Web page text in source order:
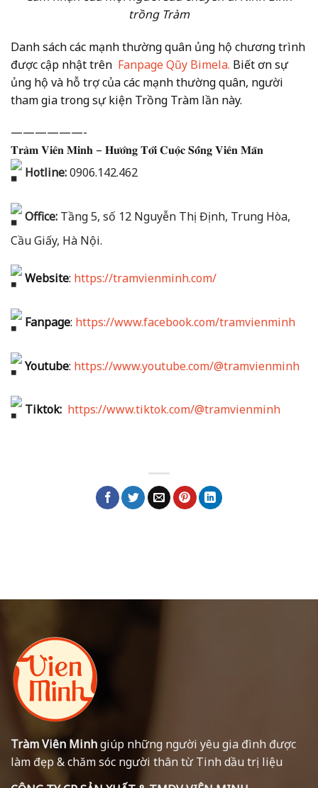
trồng Tràm
Danh sách các mạnh thường quân ủng hộ chương trình
được cập nhật trên Fanpage Qũy Bimela. Biết ơn sự
ủng hộ và hỗ trợ của các mạnh thường quân, người
tham gia trong sự kiện Trồng Tràm lần này.
——————-
𝐓𝐫𝐚̀𝐦 𝐕𝐢𝐞̂𝐧 𝐌𝐢𝐧𝐡 – 𝐇𝐮̛𝐨̛́𝐧𝐠 𝐓𝐨̛́𝐢 𝐂𝐮𝐨̣̂𝐜 𝐒𝐨̂́𝐧𝐠 𝐕𝐢𝐞̂𝐧 𝐌𝐚̃𝐧
Hotline:0906.142.462
Office: Tầng 5, số 12 Nguyễn Thị Định, Trung Hòa,
Cầu Giấy, Hà Nội.
Website: https://tramvienminh.com/
Fanpage: https://www.facebook.com/tramvienminh
Youtube: https://www.youtube.com/@tramvienminh
Tiktok: https://www.tiktok.com/@tramvienminh
Tràm Viên Minhgiúp những người yêu gia đình được
làm đẹp & chăm sóc người thân từ Tinh dầu trị liệu